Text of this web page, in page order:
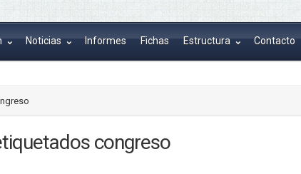
Noticias Informes Fichas Estructura Contacto
congreso